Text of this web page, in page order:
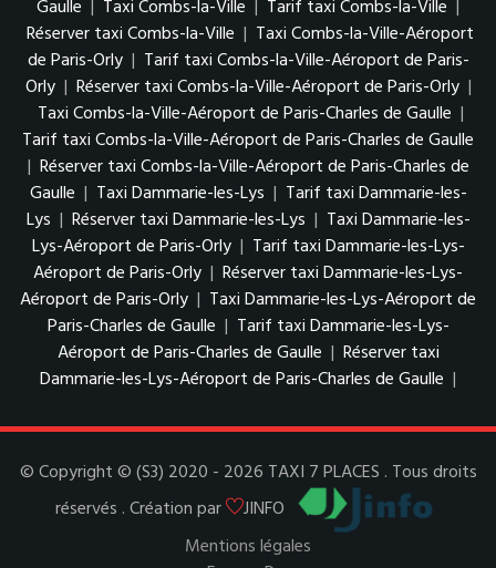
Gaulle | Taxi Combs-la-Ville | Tarif taxi Combs-la-Ville |
Réserver taxi Combs-la-Ville | Taxi Combs-la-Ville-Aéroport
de Paris-Orly | Tarif taxi Combs-la-Ville-Aéroport de Paris-
Orly | Réserver taxi Combs-la-Ville-Aéroport de Paris-Orly |
Taxi Combs-la-Ville-Aéroport de Paris-Charles de Gaulle |
Tarif taxi Combs-la-Ville-Aéroport de Paris-Charles de Gaulle
| Réserver taxi Combs-la-Ville-Aéroport de Paris-Charles de
Gaulle | Taxi Dammarie-les-Lys | Tarif taxi Dammarie-les-
Lys | Réserver taxi Dammarie-les-Lys | Taxi Dammarie-les-
Lys-Aéroport de Paris-Orly | Tarif taxi Dammarie-les-Lys-
Aéroport de Paris-Orly | Réserver taxi Dammarie-les-Lys-
Aéroport de Paris-Orly | Taxi Dammarie-les-Lys-Aéroport de
Paris-Charles de Gaulle | Tarif taxi Dammarie-les-Lys-
Aéroport de Paris-Charles de Gaulle | Réserver taxi
Dammarie-les-Lys-Aéroport de Paris-Charles de Gaulle |
© Copyright © (S3) 2020 - 2026 TAXI 7 PLACES . Tous droits
réservés . Création par
JINFO
Mentions légales